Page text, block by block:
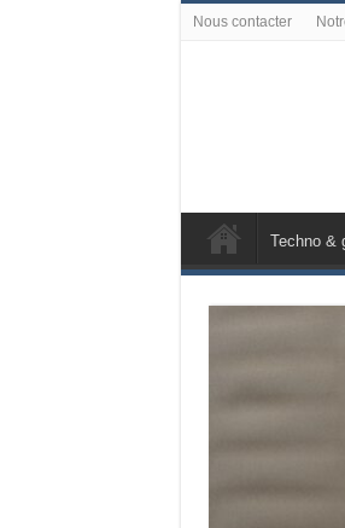
Nous contacter
Techno &